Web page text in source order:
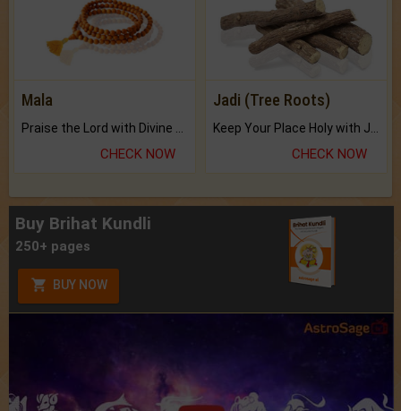
Mala
Praise the Lord with Divine Energies of Mala.
CHECK NOW
Jadi (Tree Roots)
Keep Your Place Holy with Jadi.
CHECK NOW
Buy Brihat Kundli
250+ pages
BUY NOW